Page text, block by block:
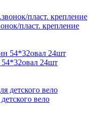
пласт. крепление
54*32овал 24шт
вело